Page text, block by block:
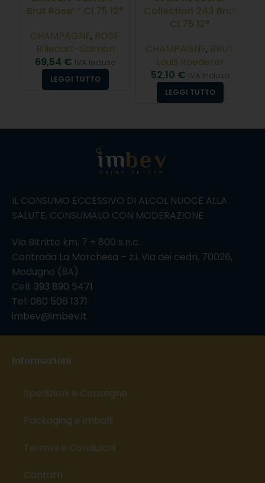
Brut Rose’ ” Cl.75 12°
CHAMPAGNE, ROSE'
Billecart-Salmon
69,54 € IVA Inclusa
LEGGI TUTTO
Collection 243 Brut
Cl.75 12°
CHAMPAGNE, BRUT
Louis Roederer
52,10 € IVA Inclusa
LEGGI TUTTO
IL CONSUMO ECCESSIVO DI ALCOL NUOCE ALLA
SALUTE, CONSUMALO CON MODERAZIONE
Via Bitritto km. 7 + 800 s.n.c.
Contrada La Marchesa – z.i. Via dei cedri, 70026,
Modugno (BA)
Cell: 393 890 5471
Tel: 080 506 1371
imbev@imbev.it
Informazioni
Spedizioni e Consegne
Packaging e imballi
Termini e Condizioni
Contatti